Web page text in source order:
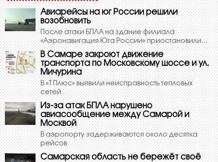
Авиарейсы на юг России решили
возобновить
После атаки БПЛА на здание филиала
«Аэронавигация Юга России» приостановили...
В Самаре закроют движение
транспорта по Московскому шоссе и ул.
Мичурина
В «Т Плюс» выявили неисправность тепловых
сетей
Из-за атак БПЛА нарушено
авиасообщение между Самарой и
Москвой
В аэропорту задерживаются около десятка
рейсов
Самарская область не бережёт своё